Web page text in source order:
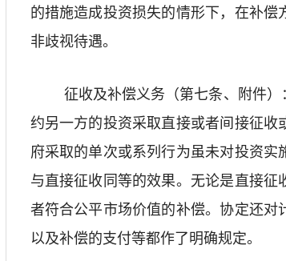
的措施造成投资损失的情形下，在补
非歧视待遇。
征收及补偿义务（第七条、附件）
约另一方的投资采取直接或者间接征收
府采取的单次或系列行为虽未对投资实
与直接征收同等的效果。 无论是直接征
者符合公平市场价值的补偿。协定还对
以及补偿的支付等都作了明确规定。